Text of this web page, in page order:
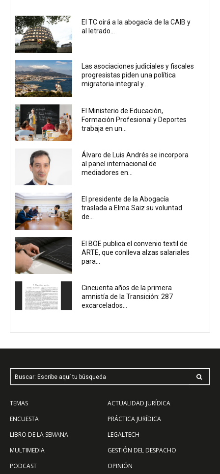
El TC oirá a la abogacía de la CAIB y
al letrado...
Las asociaciones judiciales y fiscales
progresistas piden una política
migratoria integral y...
El Ministerio de Educación,
Formación Profesional y Deportes
trabaja en un...
Álvaro de Luis Andrés se incorpora
al panel internacional de
mediadores en...
El presidente de la Abogacía
traslada a Elma Saiz su voluntad
de...
El BOE publica el convenio textil de
ARTE, que conlleva alzas salariales
para...
Cincuenta años de la primera
amnistía de la Transición: 287
excarcelados...
Buscar: Escribe aquí tu búsqueda
TEMAS
ENCUESTA
LIBRO DE LA SEMANA
MULTIMEDIA
PODCAST
ACTUALIDAD JURÍDICA
PRÁCTICA JURÍDICA
LEGALTECH
GESTIÓN DEL DESPACHO
OPINIÓN